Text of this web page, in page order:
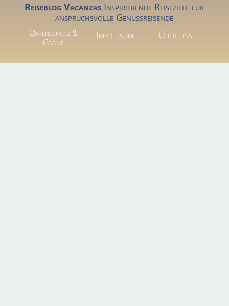
Reiseblog Vacanzas Inspirierende Reiseziele für
anspruchsvolle Genussreisende
Datenschutz &
Cookie
Impressum Über uns